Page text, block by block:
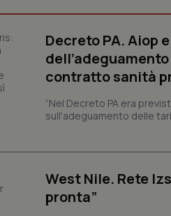
Decreto PA. Aiop
contratto sanità
“Nel Decreto PA era
sull'adeguamento delle
West Nile. Rete
pronta”
session-id